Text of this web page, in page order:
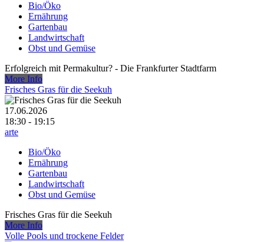
Bio/Öko
Ernährung
Gartenbau
Landwirtschaft
Obst und Gemüse
Erfolgreich mit Permakultur? - Die Frankfurter Stadtfarm
More Info
Frisches Gras für die Seekuh
17.06.2026
18:30 - 19:15
arte
Bio/Öko
Ernährung
Gartenbau
Landwirtschaft
Obst und Gemüse
Frisches Gras für die Seekuh
More Info
Volle Pools und trockene Felder